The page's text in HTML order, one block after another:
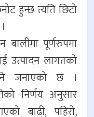
हुन्छ त्यति छिटो
बालीमा पूर्णरुपमा
उत्पादन लागतको
जनाएको छ ।
निर्णय अनुसार
बाढी, पहिरो,